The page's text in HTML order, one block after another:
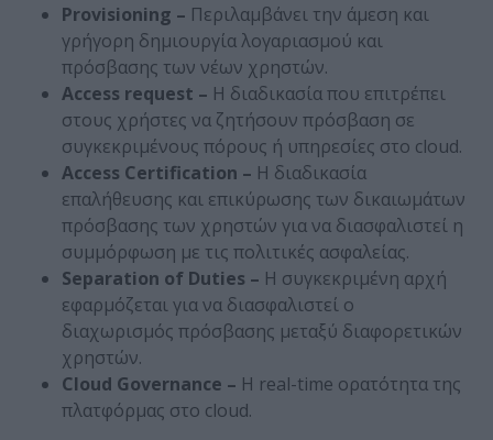
Provisioning – Περιλαμβάνει την άμεση και
γρήγορη δημιουργία λογαριασμού και
πρόσβασης των νέων χρηστών.
Access request – Η διαδικασία που επιτρέπει
στους χρήστες να ζητήσουν πρόσβαση σε
συγκεκριμένους πόρους ή υπηρεσίες στο cloud.
Access Certification – Η διαδικασία
επαλήθευσης και επικύρωσης των δικαιωμάτων
πρόσβασης των χρηστών για να διασφαλιστεί η
συμμόρφωση με τις πολιτικές ασφαλείας.
Separation of Duties – Η συγκεκριμένη αρχή
εφαρμόζεται για να διασφαλιστεί ο
διαχωρισμός πρόσβασης μεταξύ διαφορετικών
χρηστών.
Cloud Governance – Η real-time ορατότητα της
πλατφόρμας στο cloud.